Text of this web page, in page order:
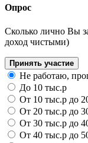
Опрос
Сколько лично Вы
доход чистыми)
Принять участие
Не работаю,
До 10 тыс.р
От 10 тыс.р до
От 20 тыс.р до
От 30 тыс.р до
От 40 тыс.р до